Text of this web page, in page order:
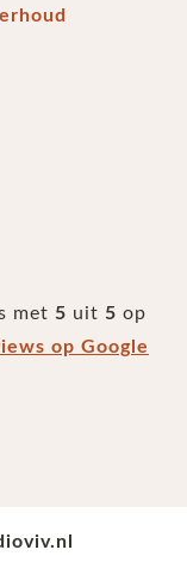
met 5 uit 5 op
op Google